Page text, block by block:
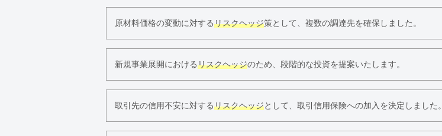
原材料価格の変動に対するリスクヘッジ策として、複数の調達先を確保しました。
新規事業展開におけるリスクヘッジのため、段階的な投資を提案いたします。
取引先の信用不安に対するリスクヘッジとして、取引信用保険への加入を決定しました。